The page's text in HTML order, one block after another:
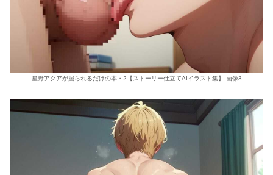
星野アクアが掘られるだけの本・2【ストーリー仕立てAIイラスト集】 画像3